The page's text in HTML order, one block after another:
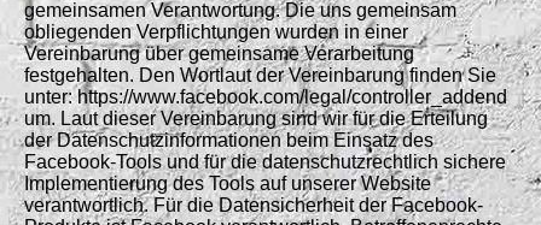
gemeinsamen Verantwortung. Die uns gemeinsam
obliegenden Verpflichtungen wurden in einer
Vereinbarung über gemeinsame Verarbeitung
festgehalten. Den Wortlaut der Vereinbarung finden Sie
unter: https://www.facebook.com/legal/controller_addend
um. Laut dieser Vereinbarung sind wir für die Erteilung
der Datenschutzinformationen beim Einsatz des
Facebook-Tools und für die datenschutzrechtlich sichere
Implementierung des Tools auf unserer Website
verantwortlich. Für die Datensicherheit der Facebook-